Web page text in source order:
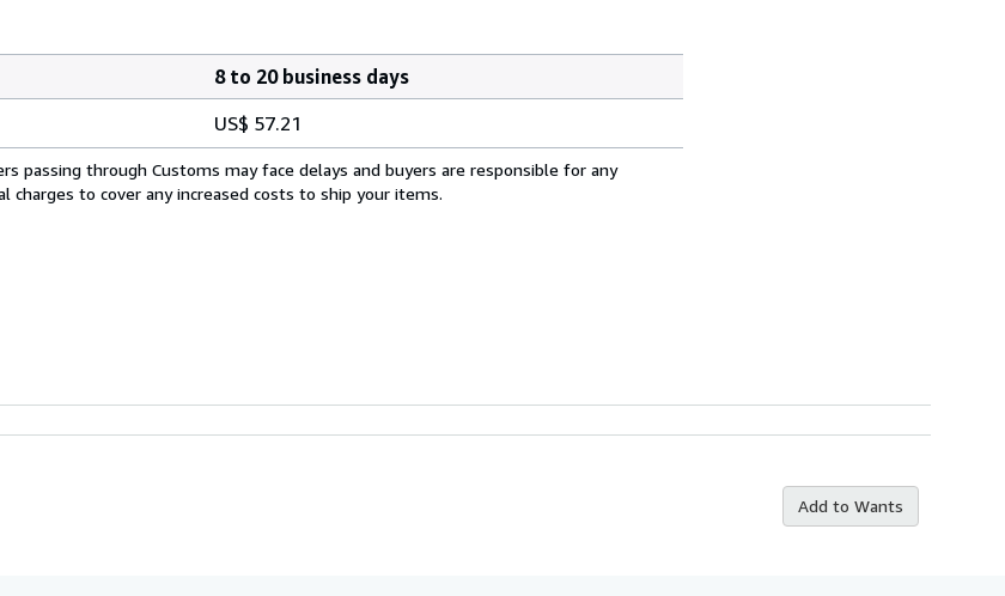
8 to 20 business days
US$ 57.21
passing through Customs may face delays and buyers are responsible for any
charges to cover any increased costs to ship your items.
Add to Wants